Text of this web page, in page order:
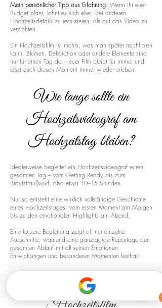
Mein persönlicher Tipp aus Erfahrung: Wenn ihr euer
Budget plant, lohnt es sich eher, bei anderen
Hochzeitsdetails zu reduzieren, als auf das Video zu
verzichten.
Ein Hochzeitsfilm ist nichts, was man später nachholen
kann. Blumen, Dekoration oder andere Elemente sind
nur für einen Tag da – euer Film bleibt für immer und
lässt euch diesen Moment immer wieder erleben.
Wie lange sollte ein
Hochzeitsvideograf am
Hochzeitstag bleiben?
Idealerweise begleitet ein Hochzeitsvideograf euren
gesamten Tag – vom Getting Ready bis zum
Brautstraußwurf, also etwa 10–15 Stunden.
Nur so entsteht eine wirklich vollständige Geschichte
eures Hochzeitstages: vom ersten Moment am Morgen
bis zu den emotionalen Highlights am Abend.
Eine kürzere Begleitung zeigt oft nur einzelne
Ausschnitte, während eine ganztägige Reportage den
gesamten Ablauf mit all seinen Emotionen,
Entwicklungen und besonderen Momenten festhält.
Drohnenaufnahmen für euren